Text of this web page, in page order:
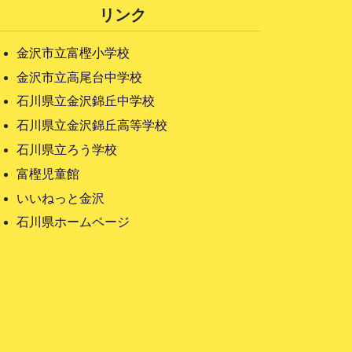
リンク
金沢市立富樫小学校
金沢市立高尾台中学校
石川県立金沢錦丘中学校
石川県立金沢錦丘高等学校
石川県立ろう学校
富樫児童館
いいねっと金沢
石川県ホームページ